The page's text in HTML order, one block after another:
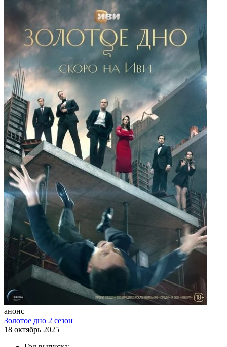
анонс
Золотое дно 2 сезон
18 октябрь 2025